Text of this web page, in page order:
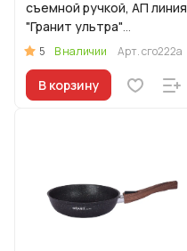
съемной ручкой, АП линия
"Гранит ультра"
(Оригинальный)
5 В наличии Арт.сго222а
В корзину